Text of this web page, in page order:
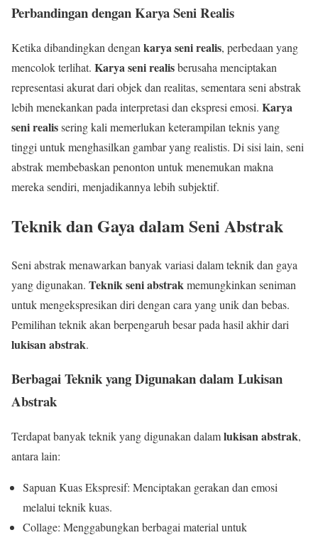
Perbandingan dengan Karya Seni Realis
Ketika dibandingkan dengan karya seni realis, perbedaan yang
mencolok terlihat. Karya seni realisberusaha menciptakan
representasi akurat dari objek dan realitas, sementara seni abstrak
lebih menekankan pada interpretasi dan ekspresi emosi. Karya
seni realissering kali memerlukan keterampilan teknis yang
tinggi untuk menghasilkan gambar yang realistis. Di sisi lain, seni
abstrak membebaskan penonton untuk menemukan makna
mereka sendiri, menjadikannya lebih subjektif.
Teknik dan Gaya dalam Seni Abstrak
Seni abstrak menawarkan banyak variasi dalam teknik dan gaya
yang digunakan. Teknik seni abstrak memungkinkan seniman
untuk mengekspresikan diri dengan cara yang unik dan bebas.
Pemilihan teknik akan berpengaruh besar pada hasil akhir dari
lukisan abstrak.
Berbagai Teknik yang Digunakan dalam Lukisan
Abstrak
Terdapat banyak teknik yang digunakan dalamlukisan abstrak,
antara lain:
Sapuan Kuas Ekspresif: Menciptakan gerakan dan emosi
melalui teknik kuas.
Collage: Menggabungkan berbagai material untuk